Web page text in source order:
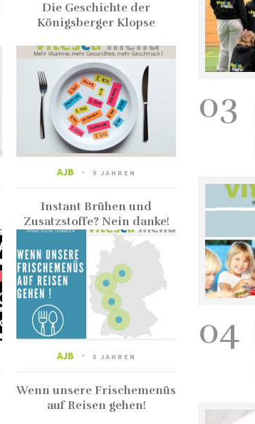
Die Geschichte der
Königsberger Klopse
AJB 5 JAHREN
Instant Brühen und
Zusatzstoffe? Nein danke!
AJB 5 JAHREN
Wenn unsere Frischemenüs
auf Reisen gehen!
03
04